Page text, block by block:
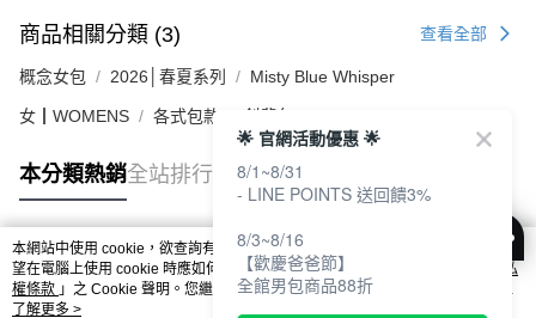
商品相關分類 (3) 查看全部
概念女包 2026│春夏系列 Misty Blue Whisper
女┃WOMENS 各式包款 斜背包
本分類熱銷全站排行
熱門標籤
本網站中使用 cookie，欲查詢有關本網站使用 cookie 方式之詳情，及若您不希
望在電腦上使用 cookie 時應如何變更電腦的 cookie 設定，請參閱本網站「
隱私
權條款 」之 Cookie 聲明。您繼續使用本網站即表示您同意本公司得按本網站使
用條款之 Cookie 聲明使用 cookie。
了解更多 >
🌟 官網活動優惠 🌟
8/1~8/31
- LINE POINTS 送回饋3%
8/3~8/16
【歡慶爸爸節】
全館男包商品88折